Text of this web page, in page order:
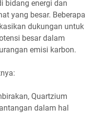
bidang energi dan
yang besar. Beberapa
dukungan untuk
besar dalam
emisi karbon.
Quartzium
dalam hal